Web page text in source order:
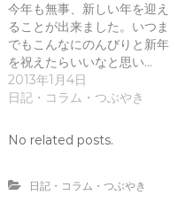
ン
ド
ウ
で
開
き
ま
す
)
だ
さ
い
(
新
し
い
ウ
ィ
ウ
で
ま
す
今年も無事、新しい年を迎え
ることが出来ました。いつま
でもこんなにのんびりと新年
を祝えたらいいなと思い…
2013年1月4日
日記・コラム・つぶやき
No related posts.
日記・コラム・つぶやき